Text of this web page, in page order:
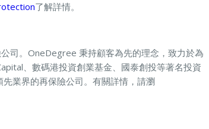
了解詳情。
司。OneDegree 秉持顧客為先的理念，致力於為
、數碼港投資創業基金、國泰創投等著名投資
業界的再保險公司。有關詳情，請瀏